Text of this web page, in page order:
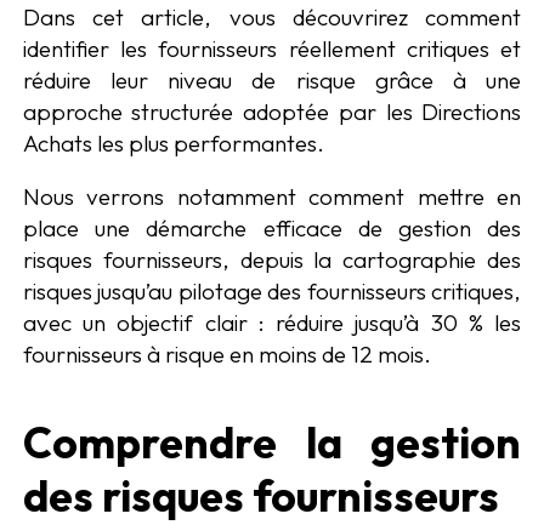
Dans cet article, vous découvrirez comment
identifier les fournisseurs réellement critiques et
réduire leur niveau de risque grâce à une
approche structurée adoptée par les Directions
Achats les plus performantes.
Nous verrons notamment comment mettre en
place une démarche efficace de gestion des
risques fournisseurs, depuis la cartographie des
risques jusqu’au pilotage des fournisseurs critiques,
avec un objectif clair : réduire jusqu’à 30 % les
fournisseurs à risque en moins de 12 mois.
Comprendre la gestion
des risques fournisseurs